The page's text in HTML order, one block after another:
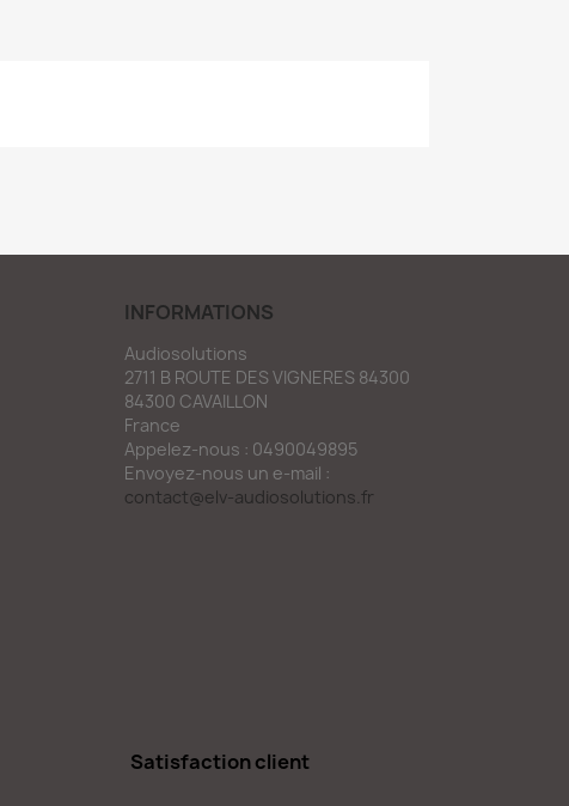
INFORMATIONS
Audiosolutions
2711 B ROUTE DES VIGNERES 84300
84300 CAVAILLON
France
Appelez-nous : 0490049895
Envoyez-nous un e-mail :
contact@elv-audiosolutions.fr
Satisfaction client